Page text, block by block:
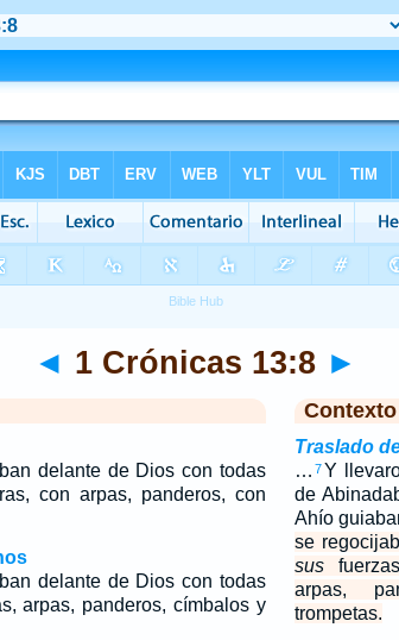
◄ 1 Crónicas 13:8 ►
delante de Dios con todas
con arpas, panderos, con
delante de Dios con todas
arpas, panderos, címbalos y
Contexto
Traslado
… 7Y
de
Ahío
se
sus
arpas,
trompetas.